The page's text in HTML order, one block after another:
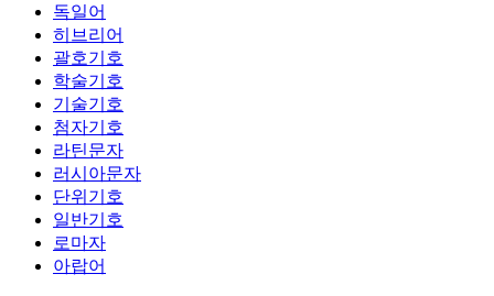
독일어
히브리어
괄호기호
학술기호
기술기호
첨자기호
라틴문자
러시아문자
단위기호
일반기호
로마자
아랍어